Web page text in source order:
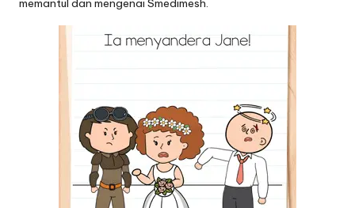
memantul dan mengenai Smedimesh.